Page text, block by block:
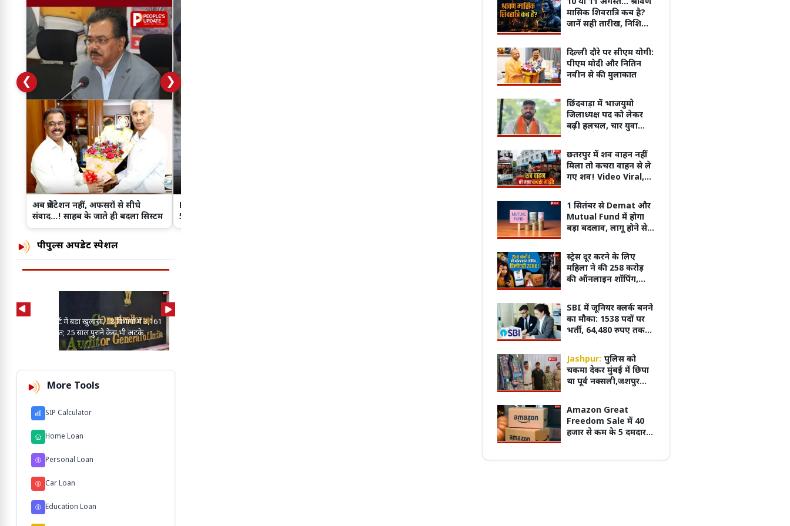
अब प्रेजेंटेशन नहीं, अफसरों से सीधे
संवाद...! साहब के जाते ही बदला सिस्टम
MP में फिर बदलेगा मौसम का...! प्रदेश के
52 जिलों में बारिश का अलर्ट, पन्ना-
सतना-रीवा में तेज बारिश के आसार
8 अगस्त का इतिहास: भारत छोड़ो
आंदोलन से लेकर अफगानिस्तान की
आजादी तक, जानिए इस दिन हुईं प्रमुख
ऐतिहासिक घटनाएं।
8 अगस्त का राशिफल: पैसों के फैसलों में
न करें जल्दबाजी ,आज इन राशि वालो को
रहना होगा सतर्क
❮ ❯
पीपुल्स अपडेट स्पेशल
CAG रिपोर्ट में बड़ा खुलासा, 18 विभागों में 3,161
मामले लंबित; 25 साल पुराने केस भी अटके
प्रदेश का सबसे पुराना GRMC बनेगा मध्य प्रदेश की
पहली मेडिकल यूनिवर्सिटी
More Tools
SIP Calculator
Home Loan
Personal Loan
Car Loan
Education Loan
मासिक शिवरात्रि कब है?
जानें सही तारीख, निशिता
दिल्ली दौरे पर सीएम योगी:
पीएम मोदी और नितिन
नवीन से की मुलाकात
छिंदवाड़ा में भाजयुमो
जिलाध्यक्ष पद को लेकर
बढ़ी हलचल, चार युवा
छतरपुर में शव वाहन नहीं
मिला तो कचरा वाहन से ले
गए शव! Video Viral,
1 सितंबर से Demat और
Mutual Fund में होगा
बड़ा बदलाव, लागू होने से
लेकर ये काम के नियम
स्ट्रेस दूर करने के लिए
महिला ने की 258 करोड़
की ऑनलाइन शॉपिंग,
हैरान
SBI में जूनियर क्लर्क बनने
का मौका: 1538 पदों पर
भर्ती, 64,480 रुपए तक
Jashpur: पुलिस को
चकमा देकर मुंबई में छिपा
था पूर्व नक्सली,जशपुर
Amazon Great
Freedom Sale में 40
हजार से कम के 5 दमदार